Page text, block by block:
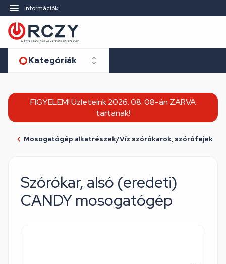
Információk
Kategóriák
FIGYELEM! Üzleteink 2026. 08. 08-án ZÁRVA
tartanak!
Mosogatógép alkatrészek/Víz szórókarok, szórófejek
Szórókar, alsó (eredeti)
CANDY mosogatógép